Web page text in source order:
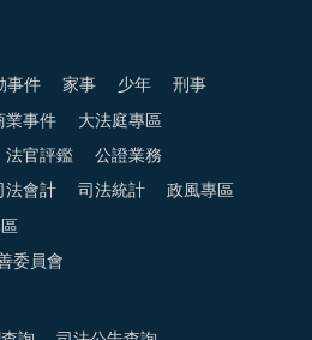
事件 家事 少年 刑事
業事件 大法庭專區
法官評鑑 公證業務
法會計 司法統計 政風專區
委員會